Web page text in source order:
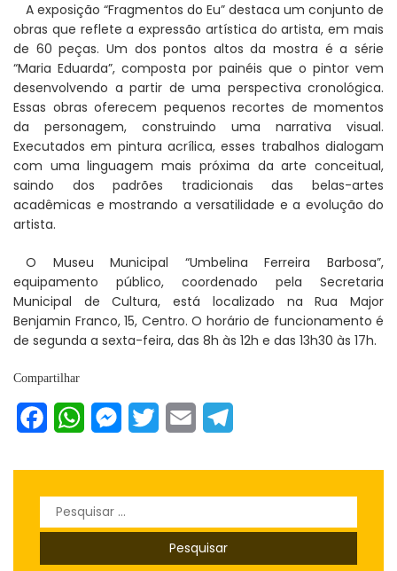
A exposição “Fragmentos do Eu” destaca um conjunto de
obras que reflete a expressão artística do artista, em mais
de 60 peças. Um dos pontos altos da mostra é a série
“Maria Eduarda”, composta por painéis que o pintor vem
desenvolvendo a partir de uma perspectiva cronológica.
Essas obras oferecem pequenos recortes de momentos
da personagem, construindo uma narrativa visual.
Executados em pintura acrílica, esses trabalhos dialogam
com uma linguagem mais próxima da arte conceitual,
saindo dos padrões tradicionais das belas-artes
acadêmicas e mostrando a versatilidade e a evolução do
artista.
O Museu Municipal “Umbelina Ferreira Barbosa”,
equipamento público, coordenado pela Secretaria
Municipal de Cultura, está localizado na Rua Major
Benjamin Franco, 15, Centro. O horário de funcionamento é
de segunda a sexta-feira, das 8h às 12h e das 13h30 às 17h.
Compartilhar
FacebookWhatsAppMessenger
Twitter Email
Pesquisar
por: